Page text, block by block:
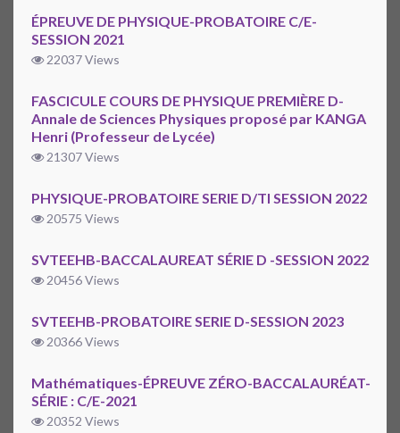
ÉPREUVE DE PHYSIQUE-PROBATOIRE C/E-
SESSION 2021
22037 Views
FASCICULE COURS DE PHYSIQUE PREMIÈRE D-
Annale de Sciences Physiques proposé par KANGA
Henri (Professeur de Lycée)
21307 Views
PHYSIQUE-PROBATOIRE SERIE D/TI SESSION 2022
20575 Views
SVTEEHB-BACCALAUREAT SÉRIE D -SESSION 2022
20456 Views
SVTEEHB-PROBATOIRE SERIE D-SESSION 2023
20366 Views
Mathématiques-ÉPREUVE ZÉRO-BACCALAURÉAT-
SÉRIE : C/E-2021
20352 Views